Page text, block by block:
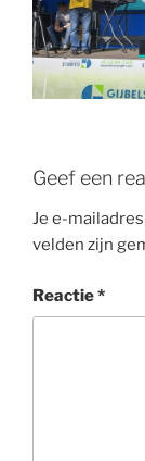
Geef een
Je e-
velden zijn
Reactie*